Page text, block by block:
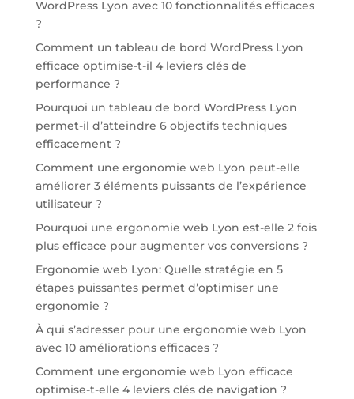
WordPress Lyon avec 10 fonctionnalités efficaces
?
Comment un tableau de bord WordPress Lyon
efficace optimise-t-il 4 leviers clés de
performance ?
Pourquoi un tableau de bord WordPress Lyon
permet-il d’atteindre 6 objectifs techniques
efficacement ?
Comment une ergonomie web Lyon peut-elle
améliorer 3 éléments puissants de l’expérience
utilisateur ?
Pourquoi une ergonomie web Lyon est-elle 2 fois
plus efficace pour augmenter vos conversions ?
Ergonomie web Lyon: Quelle stratégie en 5
étapes puissantes permet d’optimiser une
ergonomie ?
À qui s’adresser pour une ergonomie web Lyon
avec 10 améliorations efficaces ?
Comment une ergonomie web Lyon efficace
optimise-t-elle 4 leviers clés de navigation ?